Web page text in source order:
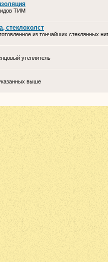
ТИМ
cтеклохолст
из тончайших стеклянных
утеплитель
выше